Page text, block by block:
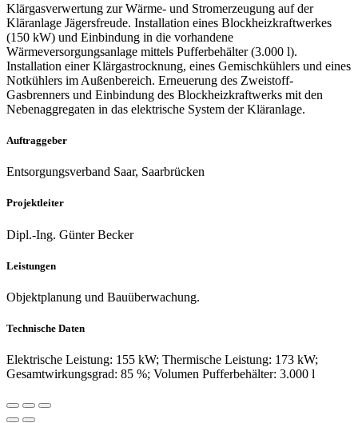
Klärgasverwertung zur Wärme- und Stromerzeugung auf der
Kläranlage Jägersfreude. Installation eines Blockheizkraftwerkes
(150 kW) und Einbindung in die vorhandene
Wärmeversorgungsanlage mittels Pufferbehälter (3.000 l).
Installation einer Klärgastrocknung, eines Gemischkühlers und eines
Notkühlers im Außenbereich. Erneuerung des Zweistoff-
Gasbrenners und Einbindung des Blockheizkraftwerks mit den
Nebenaggregaten in das elektrische System der Kläranlage.
Auftraggeber
Entsorgungsverband Saar, Saarbrücken
Projektleiter
Dipl.-Ing. Günter Becker
Leistungen
Objektplanung und Bauüberwachung.
Technische Daten
Elektrische Leistung: 155 kW; Thermische Leistung: 173 kW;
Gesamtwirkungsgrad: 85 %; Volumen Pufferbehälter: 3.000 l